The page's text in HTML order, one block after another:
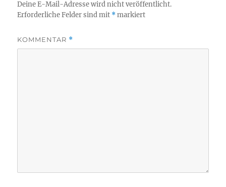
Deine E-Mail-Adresse wird nicht veröffentlicht.
Erforderliche Felder sind mit *markiert
KOMMENTAR *